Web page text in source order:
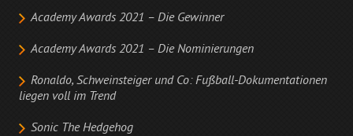
Academy Awards 2021 – Die Gewinner
Academy Awards 2021 – Die Nominierungen
Ronaldo, Schweinsteiger und Co: Fußball-Dokumentationen
liegen voll im Trend
Sonic The Hedgehog